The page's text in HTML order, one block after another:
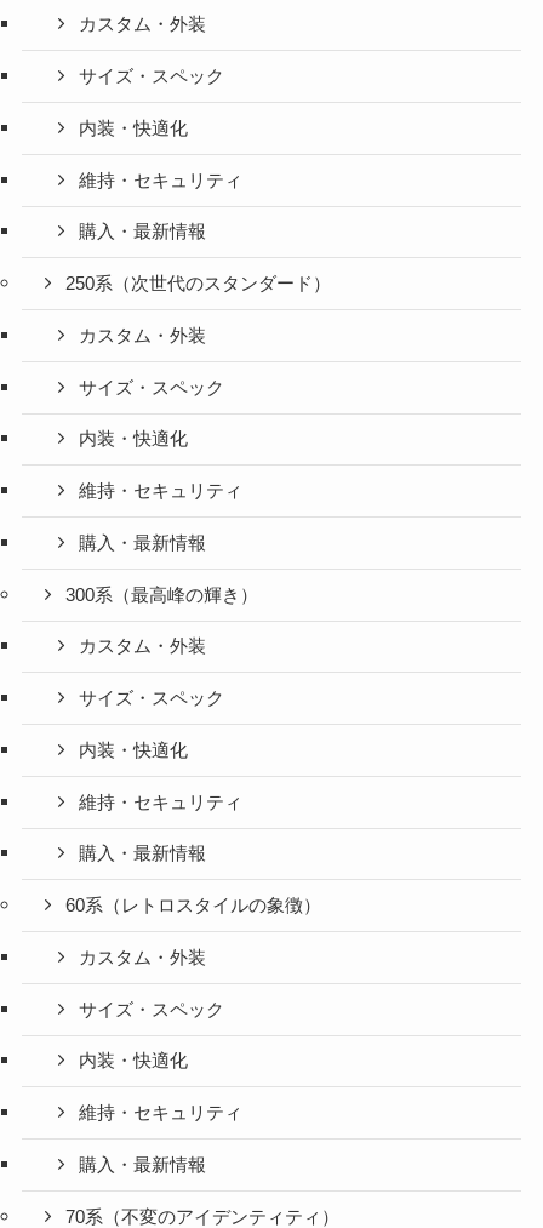
カスタム・外装
サイズ・スペック
内装・快適化
維持・セキュリティ
購入・最新情報
250系（次世代のスタンダード）
カスタム・外装
サイズ・スペック
内装・快適化
維持・セキュリティ
購入・最新情報
300系（最高峰の輝き）
カスタム・外装
サイズ・スペック
内装・快適化
維持・セキュリティ
購入・最新情報
60系（レトロスタイルの象徴）
カスタム・外装
サイズ・スペック
内装・快適化
維持・セキュリティ
購入・最新情報
70系（不変のアイデンティティ）